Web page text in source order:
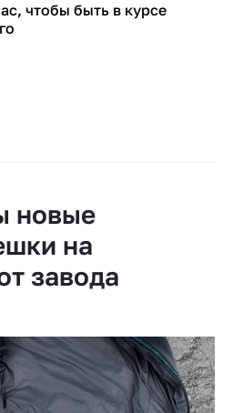
чтобы быть в курсе
новые
на
завода